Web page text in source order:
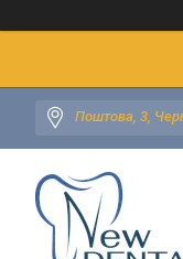
Поштова, 3,